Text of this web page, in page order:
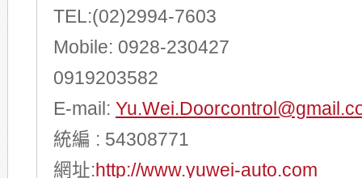
TEL:(02)2994-7603
Mobile: 0928-230427
0919203582
E-mail:
統編 : 54308771
網址:http://www.yuwei-auto.com